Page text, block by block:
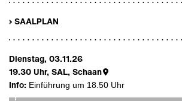
› SAALPLAN
Dienstag, 03.11.26
19.30 Uhr,SAL, Schaan
Info: Einführung um 18.50 Uhr